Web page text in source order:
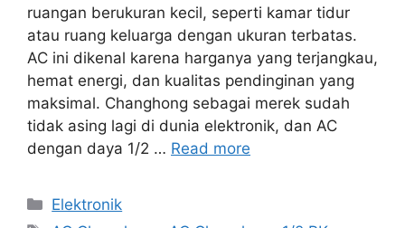
ruangan berukuran kecil, seperti kamar tidur
atau ruang keluarga dengan ukuran terbatas.
AC ini dikenal karena harganya yang terjangkau,
hemat energi, dan kualitas pendinginan yang
maksimal. Changhong sebagai merek sudah
tidak asing lagi di dunia elektronik, dan AC
dengan daya 1/2 … Read more
Categories
Elektronik